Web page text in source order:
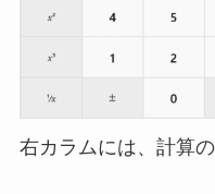
右カラムには、計算